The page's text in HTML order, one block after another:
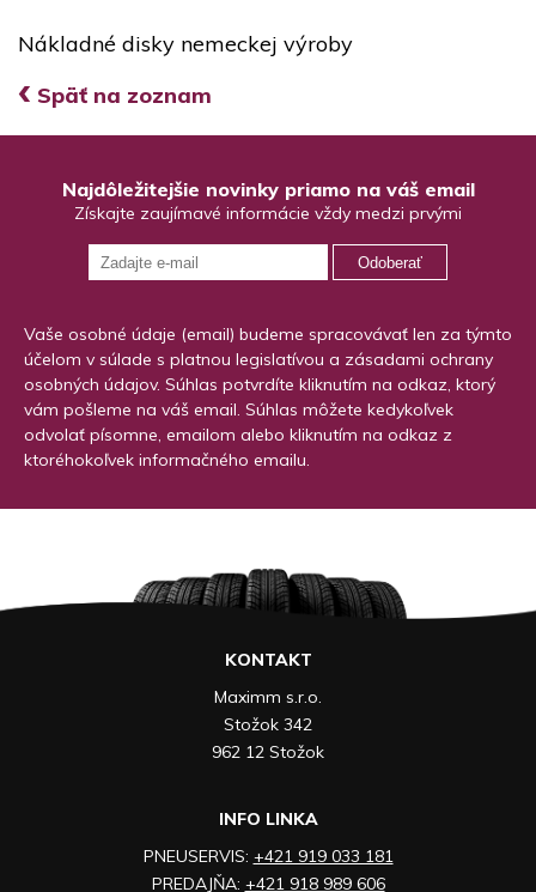
Nákladné disky nemeckej výroby
‹ Späť na zoznam
Najdôležitejšie novinky priamo na váš email
Získajte zaujímavé informácie vždy medzi prvými
Odoberať
Vaše osobné údaje (email) budeme spracovávať len za týmto
účelom v súlade s platnou legislatívou a zásadami ochrany
osobných údajov. Súhlas potvrdíte kliknutím na odkaz, ktorý
vám pošleme na váš email. Súhlas môžete kedykoľvek
odvolať písomne, emailom alebo kliknutím na odkaz z
ktoréhokoľvek informačného emailu.
KONTAKT
Maximm s.r.o.
Stožok 342
962 12 Stožok
INFO LINKA
PNEUSERVIS: +421 919 033 181
PREDAJŇA: +421 918 989 606